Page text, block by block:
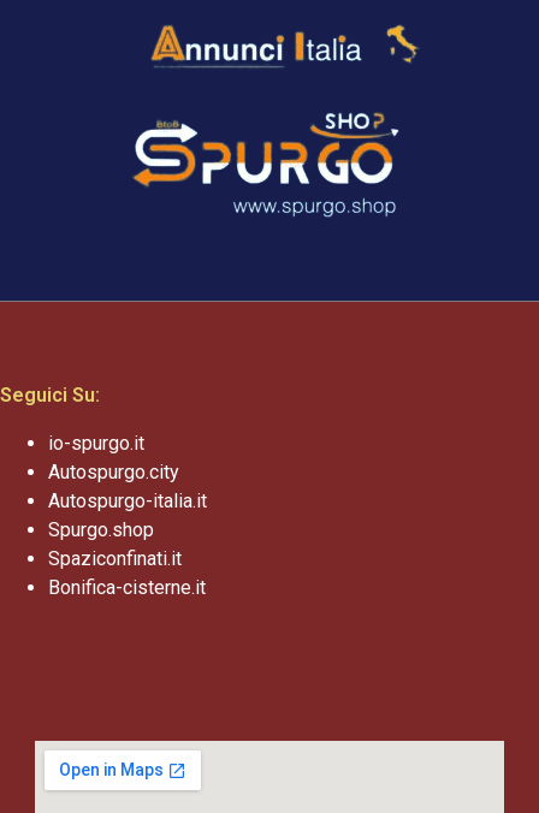
Seguici Su:
io-spurgo.it
Autospurgo.city
Autospurgo-italia.it
Spurgo.shop
Spaziconfinati.it
Bonifica-cisterne.it